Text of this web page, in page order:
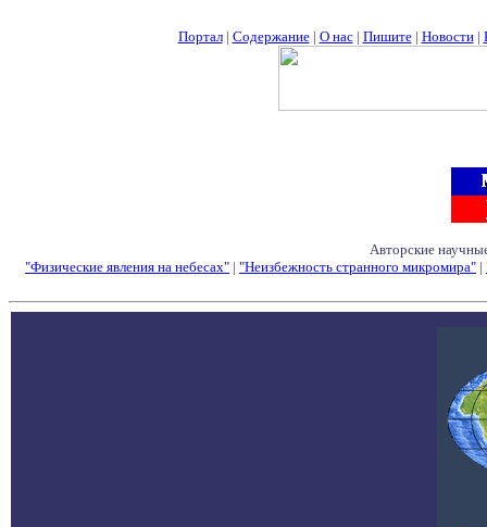
Портал| Содержание| О нас| Пишите| Новости|
Авторские
"Физические явления на небесах" | "Неизбежность странного микромира" |